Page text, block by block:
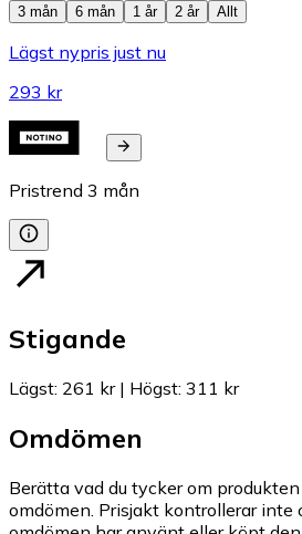
3 mån
6 mån 1 år 2 år Allt
Lägst nypris just nu
293 kr
Pristrend 3 mån
Stigande
Lägst: 261 kr| Högst: 311 kr
Omdömen
Berätta vad du tycker om
omdömen. Prisjakt kontrollerar inte